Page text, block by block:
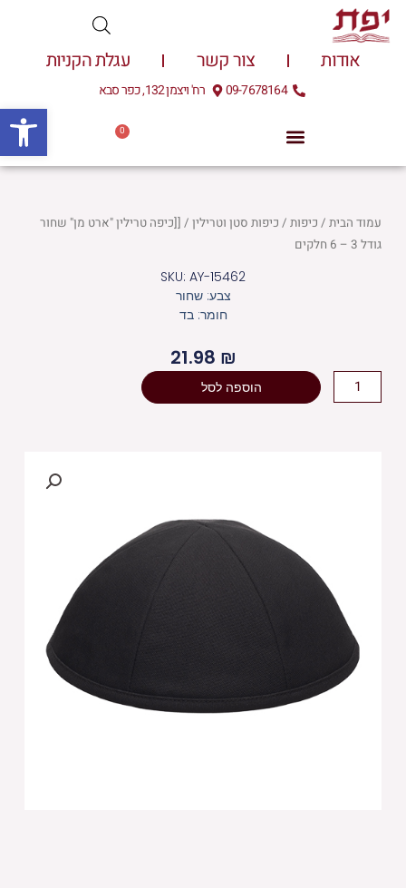
דילוג
לתוכן
אודות צור קשר עגלת הקניות
09-7678164 רח' ויצמן 132, כפר סבא
0
עגלת
עמוד הבית/ כיפות/ כיפות סטן וטרילין/ [[כיפה טרילין "ארט מן" שחור
גודל 3 – 6 חלקים
SKU: AY-15462
צבע: שחור
חומר: בד
21.98 ₪
כמות
של
חלקים
הוספה לסל